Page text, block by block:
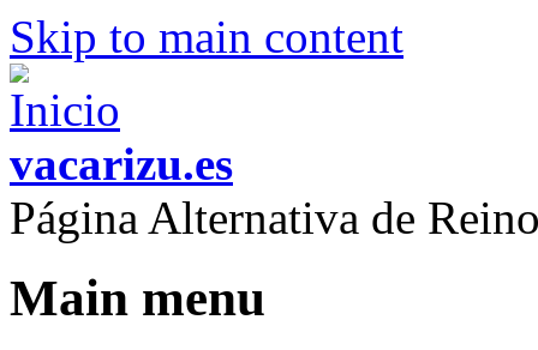
Skip to main content
vacarizu.es
Página Alternativa de
Main menu